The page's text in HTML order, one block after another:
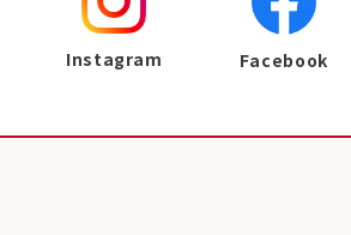
Instagram Facebook